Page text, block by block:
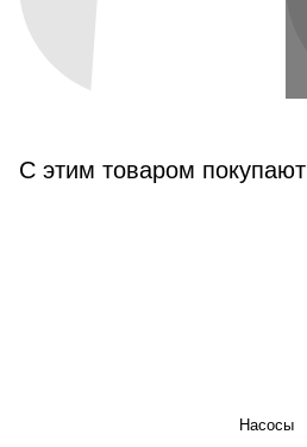
С этим товаром покупают
Насосы